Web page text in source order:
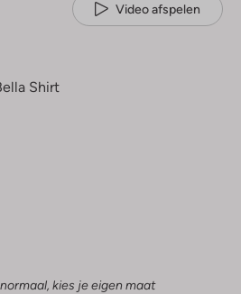
Video afspelen
Shirt
kies je eigen maat